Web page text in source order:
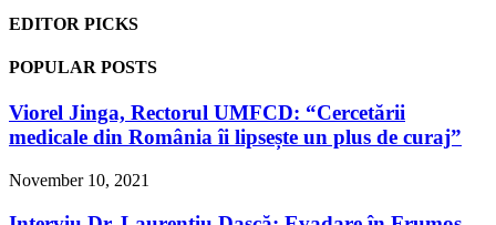
EDITOR PICKS
POPULAR POSTS
Viorel Jinga, Rectorul UMFCD: “Cercetării
medicale din România îi lipsește un plus de curaj”
November 10, 2021